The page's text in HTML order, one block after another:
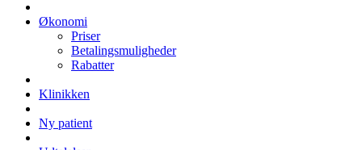
Økonomi
Priser
Betalingsmuligheder
Rabatter
Klinikken
Ny patient